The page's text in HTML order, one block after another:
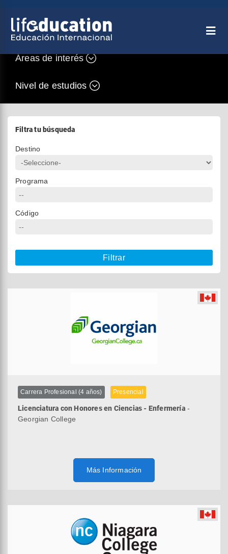
Áreas de interés
Nivel de estudios
Filtra tu búsqueda
Destino
Programa
Código
Filtrar
Carrera Profesional (4 años) Presencial
Licenciatura con Honores en Ciencias - Enfermería-
Georgian College
Más Información